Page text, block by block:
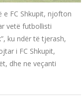
e FC Shkupit, njofton
vetë futbollisti
ku ndër të tjerash,
i FC Shkupit,
dhe ne veçanti